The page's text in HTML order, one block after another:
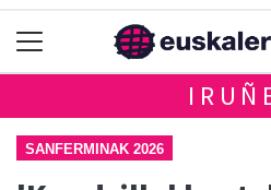
SANFERMINAK 2026